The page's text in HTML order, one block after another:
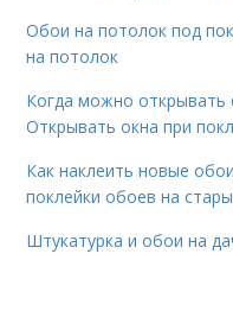
Обои на потолок под
на потолок
Когда можно открывать
Открывать окна при
Как наклеить новые
поклейки обоев на
Штукатурка и обои на